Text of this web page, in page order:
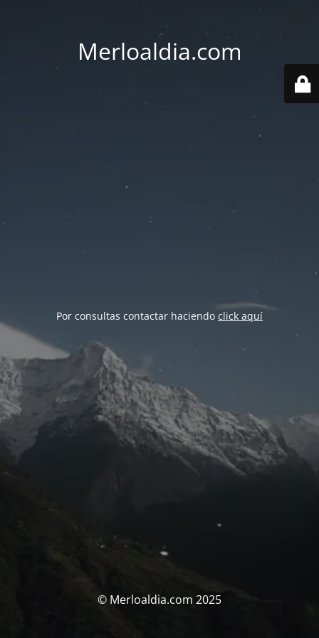
Merloaldia.com
Por consultas contactar haciendo click aquí
© Merloaldia.com 2025